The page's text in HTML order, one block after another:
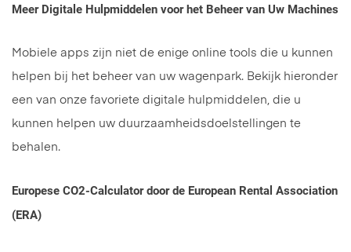
Meer Digitale Hulpmiddelen voor het Beheer van Uw Machines
Mobiele apps zijn niet de enige online tools die u kunnen
helpen bij het beheer van uw wagenpark. Bekijk hieronder
een van onze favoriete digitale hulpmiddelen, die u
kunnen helpen uw duurzaamheidsdoelstellingen te
behalen.
Europese CO2-Calculator door de European Rental Association
(ERA)